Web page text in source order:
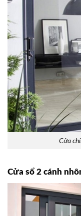
Cửa
Cửa sổ 2 cánh